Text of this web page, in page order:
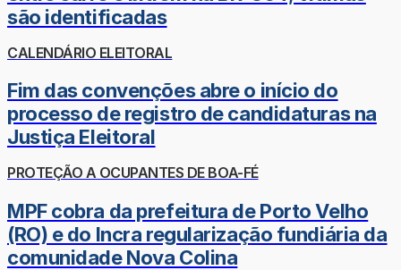
são identificadas
CALENDÁRIO ELEITORAL
Fim das convenções abre o início do
processo de registro de candidaturas na
Justiça Eleitoral
PROTEÇÃO A OCUPANTES DE BOA-FÉ
MPF cobra da prefeitura de Porto Velho
(RO) e do Incra regularização fundiária da
comunidade Nova Colina